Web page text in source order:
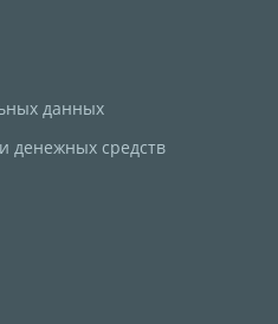
данных
денежных средств